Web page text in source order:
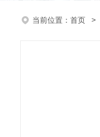
当前位置： 首页 >